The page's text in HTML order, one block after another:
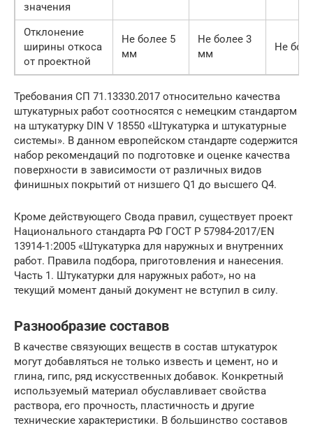
значения
Отклонение
ширины откоса
от проектной
Не более 5
мм
Не более 3
мм
Не
Требования СП 71.13330.2017 относительно качества
штукатурных работ соотносятся с немецким стандартом
на штукатурку DIN V 18550 «Штукатурка и штукатурные
системы». В данном европейском стандарте содержится
набор рекомендаций по подготовке и оценке качества
поверхности в зависимости от различных видов
финишных покрытий от низшего Q1 до высшего Q4.
Кроме действующего Свода правил, существует проект
Национального стандарта РФ ГОСТ Р 57984-2017/EN
13914-1:2005 «Штукатурка для наружных и внутренних
работ. Правила подбора, приготовления и нанесения.
Часть 1. Штукатурки для наружных работ», но на
текущий момент даный документ не вступил в силу.
Разнообразие составов
В качестве связующих веществ в состав штукатурок
могут добавляться не только известь и цемент, но и
глина, гипс, ряд искусственных добавок. Конкретный
используемый материал обуславливает свойства
раствора, его прочность, пластичность и другие
технические характеристики. В большинство составов